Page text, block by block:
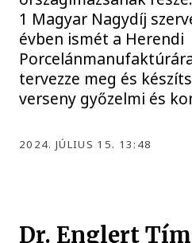
1 Magyar Nagydíj
évben ismét a Herendi
tervezze meg és
verseny győzelmi és
2024. JÚLIUS 15. 13:48
Dr. Englert